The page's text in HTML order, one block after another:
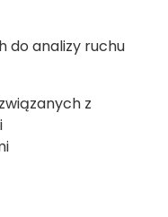
o dostępności
do analizy ruchu
z